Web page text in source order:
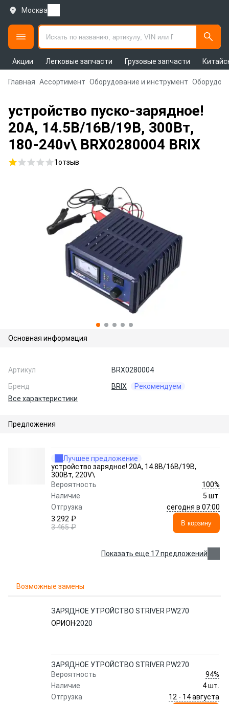
Москва
Акции Легковые запчасти Грузовые запчасти
Главная Ассортимент Оборудование и инструмент
устройство пуско-зарядное!
20А, 14.5В/16В/19В, 300Вт,
180-240v\ BRX0280004 BRIX
1отзыв
Основная информация
Артикул
BRX0280004
Бренд
BRIX
Рекомендуем
Все характеристики
Предложения
Лучшее предложение
устройство зарядное! 20А, 14.8В/16В/19В,
300Вт, 220V\
Вероятность
100%
Наличие
5 шт.
Отгрузка
сегодня в 07:00
3 292 ₽
3 465 ₽
В корзину
Показать еще 17 предложений
Возможные замены
ЗАРЯДНОЕ УТРОЙСТВО STRIVER PW270
ОРИОН 2020
ЗАРЯДНОЕ УТРОЙСТВО STRIVER PW270
Вероятность
94%
Наличие
4 шт.
Отгрузка
12 - 14 августа